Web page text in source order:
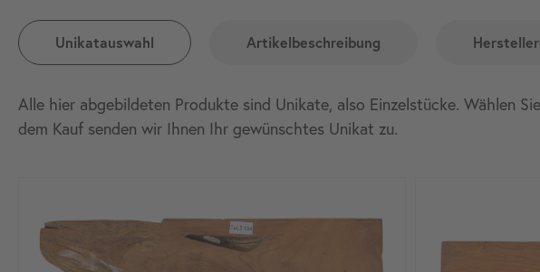
Unikatauswahl
Alle hier abgebildeten Produkte sind Unikate, also Einzelstücke. Wählen
dem Kauf senden wir Ihnen Ihr gewünschtes Unikat zu.
Artikelbeschreibung